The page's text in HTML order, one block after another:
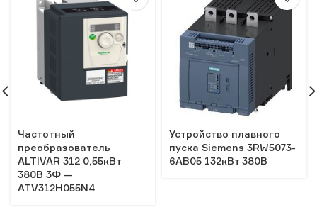
Частотный
преобразователь
ALTIVAR 312 0,55кВт
380В 3Ф —
ATV312H055N4
Устройство плавного
пуска Siemens 3RW5073-
6AB05 132кВт 380В